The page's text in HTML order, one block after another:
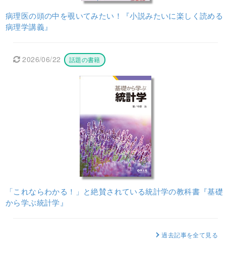
病理医の頭の中を覗いてみたい！『小説みたいに楽しく読める
病理学講義』
2026/06/22 話題の書籍
「これならわかる！」と絶賛されている統計学の教科書『基礎
から学ぶ統計学』
過去記事を全て見る